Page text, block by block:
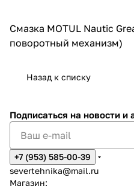
Смазка MOTUL Nautic
поворотный механизм)
Назад к списку
Подписаться на новости и
+7 (953) 585-00-39
severtehnika@mail.ru
Магазин: